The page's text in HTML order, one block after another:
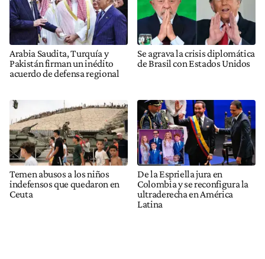
Arabia Saudita, Turquía y
Pakistán firman un inédito
acuerdo de defensa regional
Se agrava la crisis diplomática
de Brasil con Estados Unidos
Temen abusos a los niños
indefensos que quedaron en
Ceuta
De la Espriella jura en
Colombia y se reconfigura la
ultraderecha en América
Latina